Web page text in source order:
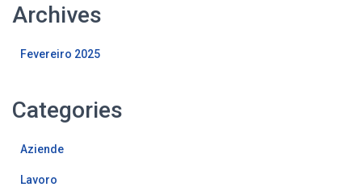
Archives
Fevereiro 2025
Categories
Aziende
Lavoro